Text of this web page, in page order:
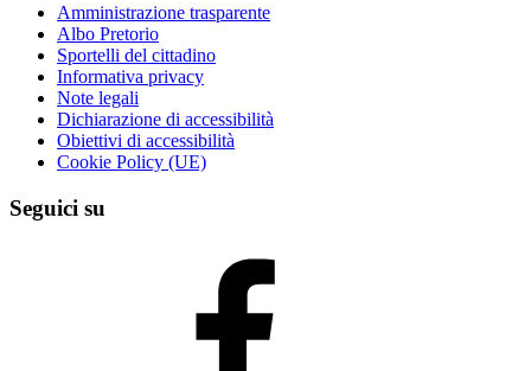
Amministrazione trasparente
Albo Pretorio
Sportelli del cittadino
Informativa privacy
Note legali
Dichiarazione di accessibilità
Obiettivi di accessibilità
Cookie Policy (UE)
Seguici su